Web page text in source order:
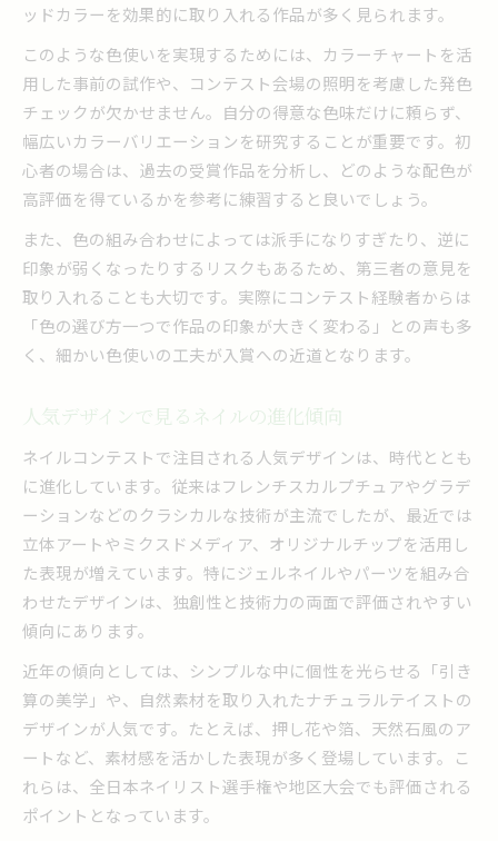
ッドカラーを効果的に取り入れる作品が多く見られます。
このような色使いを実現するためには、カラーチャートを活
用した事前の試作や、コンテスト会場の照明を考慮した発色
チェックが欠かせません。自分の得意な色味だけに頼らず、
幅広いカラーバリエーションを研究することが重要です。初
心者の場合は、過去の受賞作品を分析し、どのような配色が
高評価を得ているかを参考に練習すると良いでしょう。
また、色の組み合わせによっては派手になりすぎたり、逆に
印象が弱くなったりするリスクもあるため、第三者の意見を
取り入れることも大切です。実際にコンテスト経験者からは
「色の選び方一つで作品の印象が大きく変わる」との声も多
く、細かい色使いの工夫が入賞への近道となります。
人気デザインで見るネイルの進化傾向
ネイルコンテストで注目される人気デザインは、時代ととも
に進化しています。従来はフレンチスカルプチュアやグラデ
ーションなどのクラシカルな技術が主流でしたが、最近では
立体アートやミクスドメディア、オリジナルチップを活用し
た表現が増えています。特にジェルネイルやパーツを組み合
わせたデザインは、独創性と技術力の両面で評価されやすい
傾向にあります。
近年の傾向としては、シンプルな中に個性を光らせる「引き
算の美学」や、自然素材を取り入れたナチュラルテイストの
デザインが人気です。たとえば、押し花や箔、天然石風のア
ートなど、素材感を活かした表現が多く登場しています。こ
れらは、全日本ネイリスト選手権や地区大会でも評価される
ポイントとなっています。